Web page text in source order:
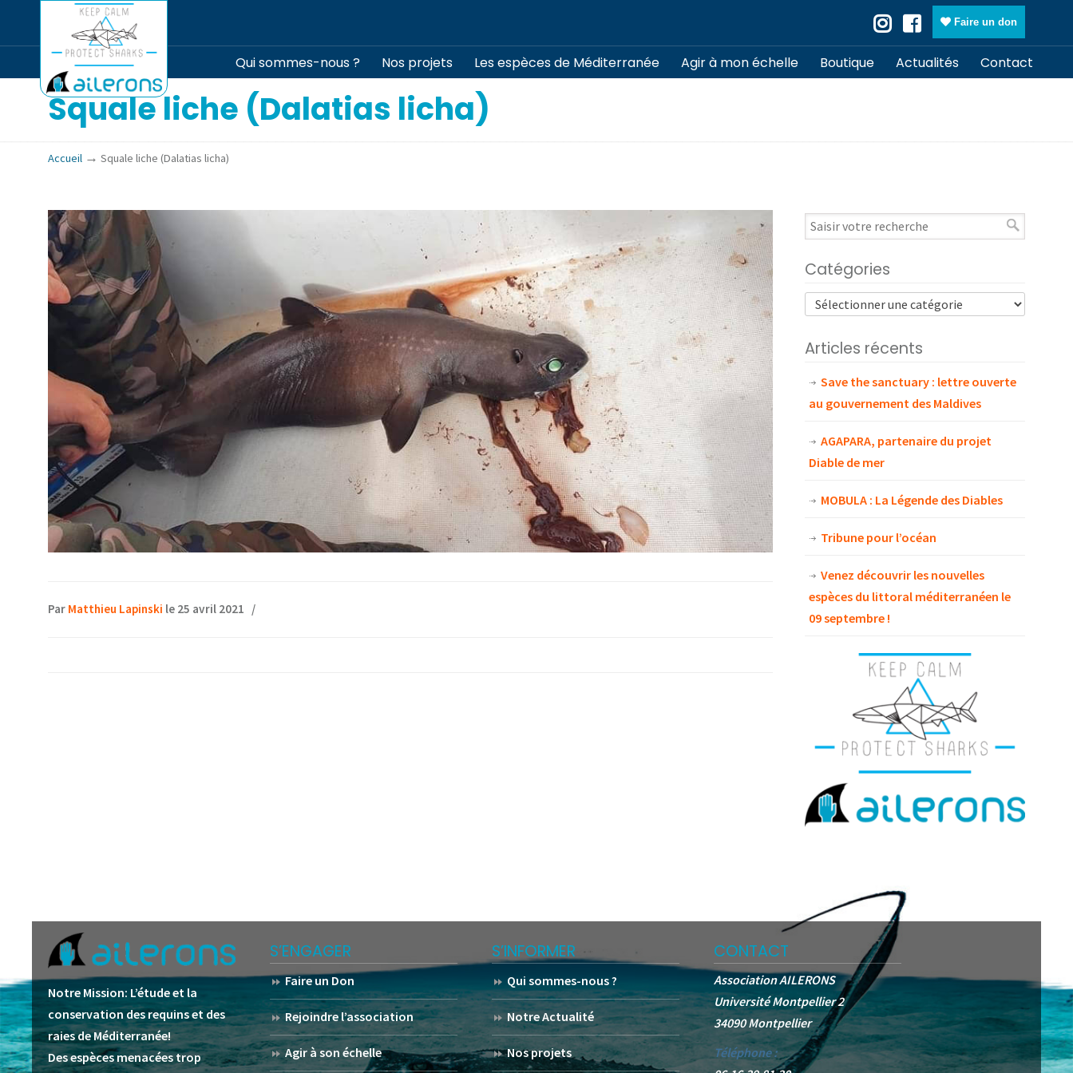
Faire un don
Qui sommes-nous ? Nos projets Les espèces de Méditerranée Agir à mon échelle Boutique Actualités Contact
Squale liche (Dalatias licha)
Accueil →Squale liche (Dalatias licha)
Par Matthieu Lapinski le 25 avril 2021 /
Catégories
Articles récents
Save the sanctuary : lettre ouverte
au gouvernement des Maldives
AGAPARA, partenaire du projet
Diable de mer
MOBULA : La Légende des Diables
Tribune pour l’océan
Venez découvrir les nouvelles
espèces du littoral méditerranéen le
09 septembre !
Notre Mission: L’étude et la
conservation des requins et des
raies de Méditerranée!
Des espèces menacées trop
S’ENGAGER
Faire un Don
Rejoindre l’association
Agir à son échelle
S’INFORMER
Qui sommes-nous ?
Notre Actualité
Nos projets
CONTACT
Association AILERONS
Université Montpellier 2
34090 Montpellier
Téléphone :